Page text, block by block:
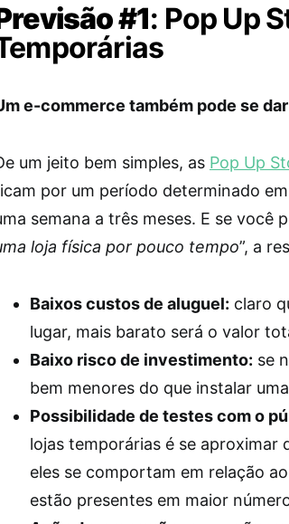
#1: Pop Up
e-commerce também pode se
um jeito bem simples, as Pop Up
por um período determinado
semana a três meses. E se você
loja física por pouco tempo”, a
Baixos custos de aluguel: claro
lugar, mais barato será o valor
Baixo risco de investimento: se
bem menores do que instalar
Possibilidade de testes com o
lojas temporárias é se
eles se comportam em relação
estão presentes em maior